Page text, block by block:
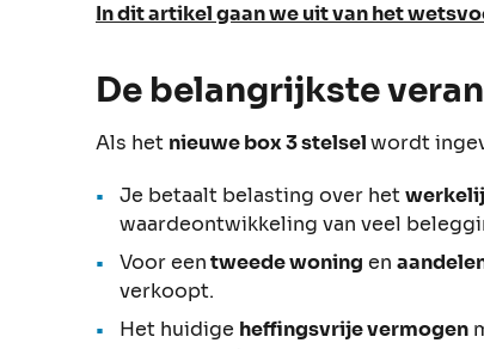
In dit artikel gaan we uit van het
De belangrijkste
Als het nieuwe box 3 stelselwordt
Je betaalt belasting over het
waardeontwikkeling van veel
Voor eentweede woning en
verkoopt.
Het huidige heffingsvrije vermogen